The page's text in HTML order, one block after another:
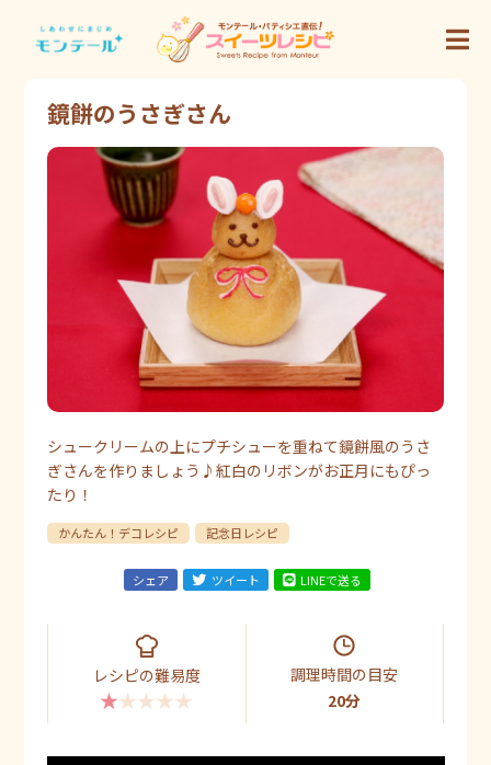
鏡餅のうさぎさん
シュークリームの上にプチシューを重ねて鏡餅風のうさ
ぎさんを作りましょう♪紅白のリボンがお正月にもぴっ
たり！
かんたん！デコレシピ 記念日レシピ
シェア ツイート LINEで送る
レシピの難易度
★★★★★
調理時間の目安
20分